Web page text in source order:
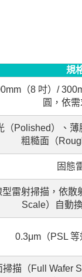
規
（8 吋）/
圓，依
（Polished）、薄
粗糙面（
固態
型雷射掃描，依散
Scale）自動
0.3μm（PSL 等
掃描（Full Wafer